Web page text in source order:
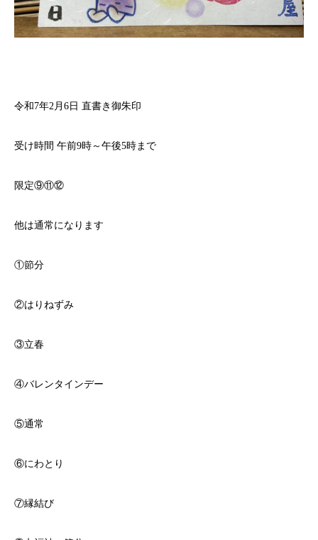
令和7年2月6日 直書き御朱印
受け時間 午前9時～午後5時まで⁡⁡
限定⑨⑪⑫
他は通常になります
①節分
②はりねずみ
③立春
④バレンタインデー
⑤通常
⑥にわとり
⑦縁結び